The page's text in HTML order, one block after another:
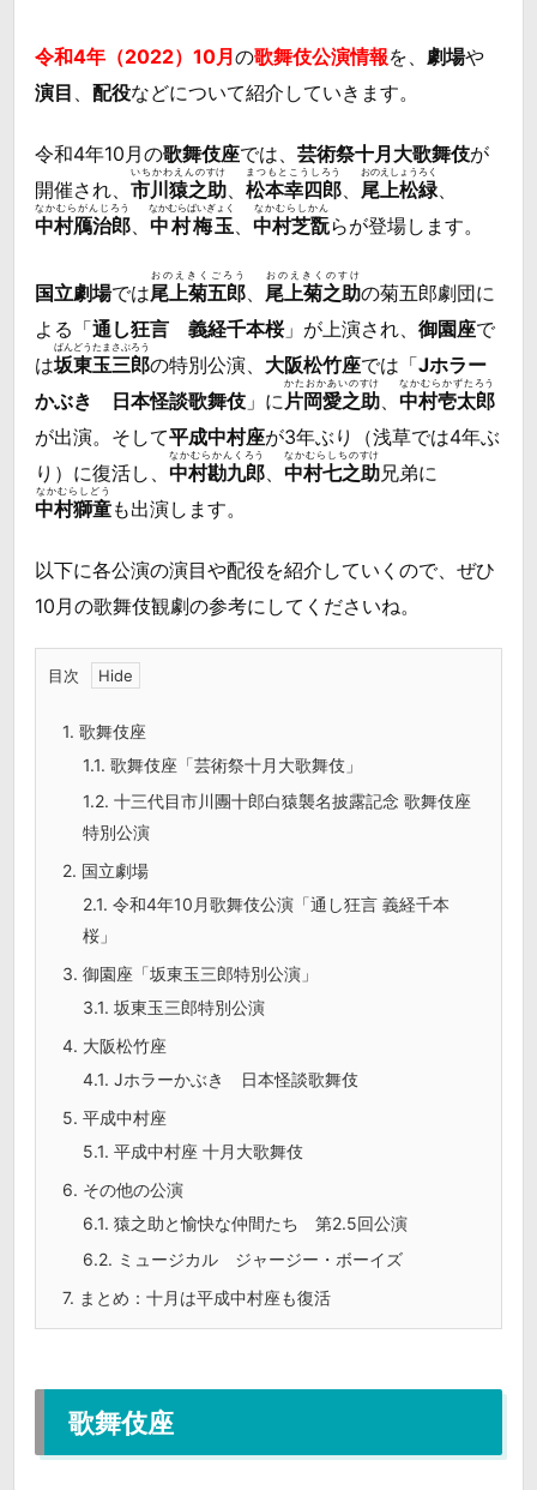
令和4年（2022）10月 の歌舞伎公演情報を、 劇場や
演目 、 配役などについて紹介していきます。
令和4年10月の歌舞伎座では、 芸術祭十月大歌舞伎が
開催され、 市川猿之助
いちかわえんのすけ
、 松本幸四郎
まつもとこうしろう
、 尾上松緑
おのえしょうろく
、
中村鴈治郎
なかむらがんじろう
、 中村梅玉
なかむらばいぎょく
、 中村芝翫
なかむらしかん
らが登場します。
国立劇場では尾上菊五郎
おのえきくごろう
尾上菊之助
おのえきくのすけ
の菊五郎劇団に
よる「通し狂言 義経千本桜」が上演され、 御園座で
は坂東玉三郎
ばんどうたまさぶろう
の特別公演、 大阪松竹座では「Jホラー
かぶき 日本怪談歌舞伎 」に 片岡愛之助
かたおかあいのすけ
中村壱太郎
なかむらかずたろう
が出演。そして平成中村座が3年ぶり（浅草では4年ぶ
り）に復活し、 中村勘九郎
なかむらかんくろう
中村七之助
なかむらしちのすけ
兄弟に
中村獅童
なかむらしどう
も出演します。
以下に各公演の演目や配役を紹介していくので、ぜひ
10月の歌舞伎観劇の参考にしてくださいね。
目次
1. 歌舞伎座
1.1. 歌舞伎座「芸術祭十月大歌舞伎」
1.2. 十三代目市川團十郎白猿襲名披露記念 歌舞伎座
特別公演
2. 国立劇場
2.1. 令和4年10月歌舞伎公演「通し狂言 義経千本
桜」
3. 御園座「坂東玉三郎特別公演」
3.1. 坂東玉三郎特別公演
4. 大阪松竹座
4.1. Jホラーかぶき 日本怪談歌舞伎
5. 平成中村座
5.1. 平成中村座 十月大歌舞伎
6. その他の公演
6.1. 猿之助と愉快な仲間たち 第2.5回公演
6.2. ミュージカル ジャージー・ボーイズ
7. まとめ：十月は平成中村座も復活
歌舞伎座